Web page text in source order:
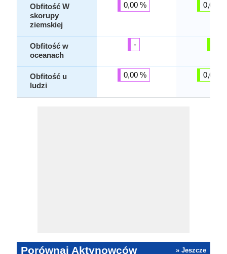
Obfitość W
skorupy
ziemskiej
Obfitość w
oceanach
Obfitość u
ludzi
0,00 %
-
0,00 %
0,00 %
0,00 %
Porównaj Aktynowców » Jeszcze